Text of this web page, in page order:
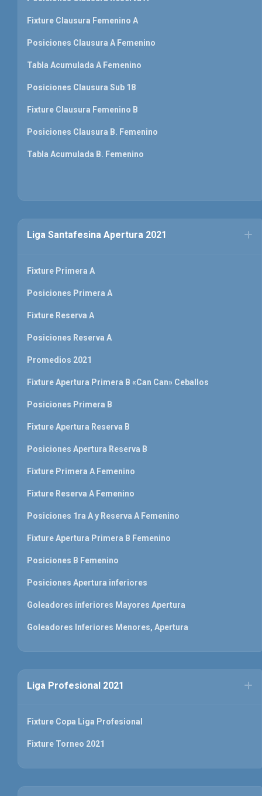
Fixture Clausura Femenino A
Posiciones Clausura A Femenino
Tabla Acumulada A Femenino
Posiciones Clausura Sub 18
Fixture Clausura Femenino B
Posiciones Clausura B. Femenino
Tabla Acumulada B. Femenino
Liga Santafesina Apertura 2021
Fixture Primera A
Posiciones Primera A
Fixture Reserva A
Posiciones Reserva A
Promedios 2021
Fixture Apertura Primera B «Can Can» Ceballos
Posiciones Primera B
Fixture Apertura Reserva B
Posiciones Apertura Reserva B
Fixture Primera A Femenino
Fixture Reserva A Femenino
Posiciones 1ra A y Reserva A Femenino
Fixture Apertura Primera B Femenino
Posiciones B Femenino
Posiciones Apertura inferiores
Goleadores inferiores Mayores Apertura
Goleadores Inferiores Menores, Apertura
Liga Profesional 2021
Fixture Copa Liga Profesional
Fixture Torneo 2021